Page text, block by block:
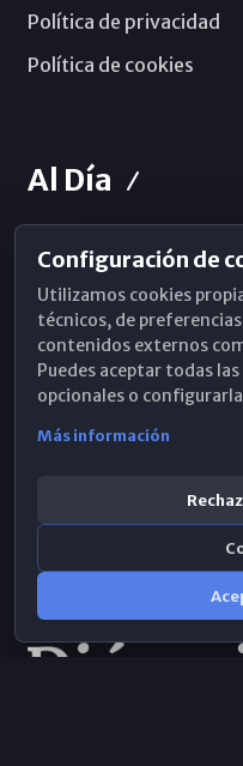
Política de privacidad
Política de cookies
Al Día
Horarios de Misa
Hemeroteca
WhatsApp
Configuración de
Utilizamos cookies
técnicos, de
contenidos externos
Puedes aceptar todas
opcionales o
Más información